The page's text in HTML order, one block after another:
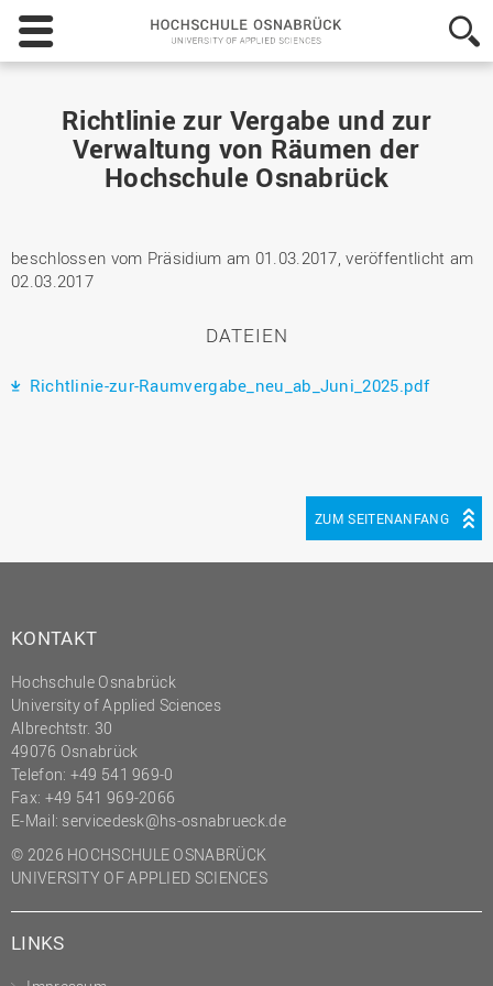
Hochschule
Osnabrück
-
of
Applied
Sciences
Richtlinie zur Vergabe und zur
Verwaltung von Räumen der
Hochschule Osnabrück
beschlossen vom Präsidium am 01.03.2017, veröffentlicht am
02.03.2017
DATEIEN
Richtlinie-zur-Raumvergabe_neu_ab_Juni_2025.pdf
ZUM SEITENANFANG
KONTAKT
Hochschule Osnabrück
University of Applied Sciences
Albrechtstr. 30
49076 Osnabrück
Telefon: +49 541 969-0
Fax: +49 541 969-2066
E-Mail: servicedesk@hs-osnabrueck.de
© 2026 HOCHSCHULE OSNABRÜCK
UNIVERSITY OF APPLIED SCIENCES
LINKS